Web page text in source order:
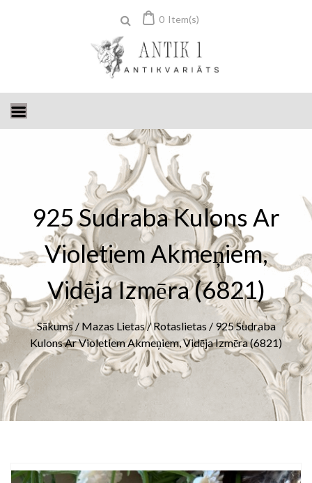
0 Item(s)
925 Sudraba Kulons Ar
Violetiem Akmeņiem,
Vidēja Izmēra (6821)
Sākums/ Mazas Lietas/Rotaslietas / 925 Sudraba
Kulons Ar Violetiem Akmeņiem, Vidēja Izmēra (6821)